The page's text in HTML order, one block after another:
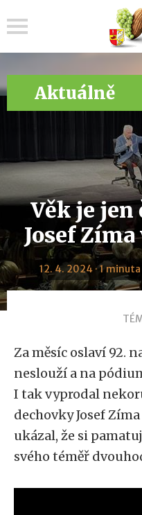
Aktuálně
Věk je jen
Josef
12. 4. 2024 · 1
Za měsíc oslaví 92.
neslouží a na
I tak vyprodal
dechovky Josef
ukázal, že si
svého téměř